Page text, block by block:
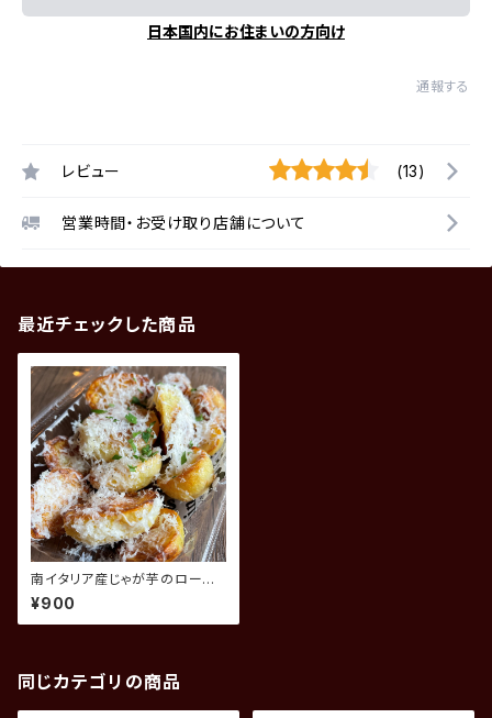
日本国内にお住まいの方向け
通報する
レビュー (13)
営業時間・お受け取り店舗について
最近チェックした商品
南イタリア産じゃが芋のロース
ト パルミジャーノチーズ
¥900
同じカテゴリの商品